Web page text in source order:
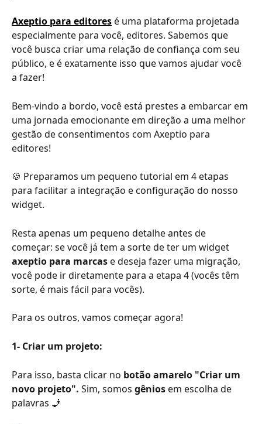
Axeptio para editores é uma plataforma projetada
especialmente para você, editores. Sabemos que
você busca criar uma relação de confiança com seu
público, e é exatamente isso que vamos ajudar você
a fazer!
Bem-vindo a bordo, você está prestes a embarcar em
uma jornada emocionante em direção a uma melhor
gestão de consentimentos com Axeptio para
editores!
🍪 Preparamos um pequeno tutorial em 4 etapas
para facilitar a integração e configuração do nosso
widget.
Resta apenas um pequeno detalhe antes de
começar: se você já tem a sorte de ter um widget
axeptio para marcas e deseja fazer uma migração,
você pode ir diretamente para a etapa 4 (vocês têm
sorte, é mais fácil para vocês).
Para os outros, vamos começar agora!
1- Criar um projeto:
Para isso, basta clicar no botão amarelo "Criar um
novo projeto". Sim, somos gênios em escolha de
palavras 🧞